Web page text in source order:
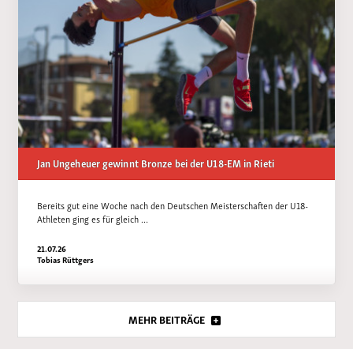
Jan Ungeheuer gewinnt Bronze bei der U18-EM in Rieti
Bereits gut eine Woche nach den Deutschen Meisterschaften der U18-
Athleten ging es für gleich …
21.07.26
Tobias Rüttgers
MEHR BEITRÄGE